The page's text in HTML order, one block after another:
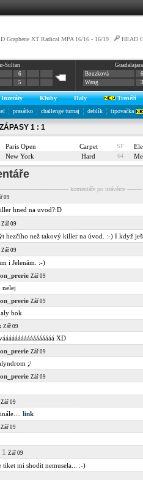
Graphene XT Radical MPA 16/16 - 16/19 HEAD
Sultan
6
5
Guadalajara
Bouzková
6
Wang
3
Inzeráty Kluby Haly
Trenéři
prasátko challenge turnaj deblík tipovačka
1 : 1
Paris Open Carpet SF
New York Hard 64
komentáře po uzávěrce --------
09
hned na uvod?:D
Zář 09
hezčího než takový killer na úvod. :-) I když
Zář 09
i Jelenám. :-)
Zář 09
nelej
Zář 09
bok
Zář 09
XD
Zář 09
;/
Zář 09
Zář 09
link
Zář 09
1 Zář 09
tiket mi shodit nemusela... :-)